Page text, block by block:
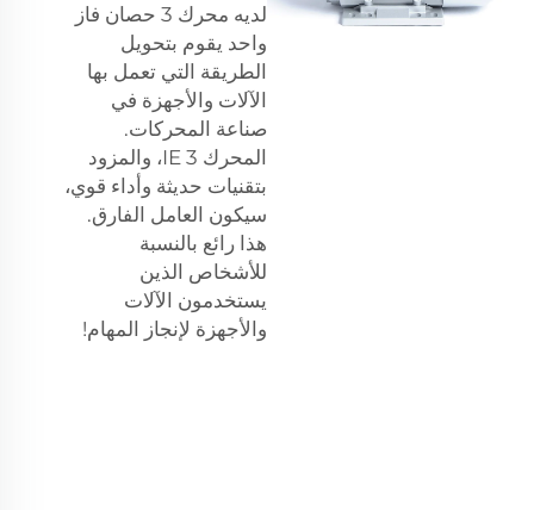
لديه
محرك 3 حصان فاز
واحد يقوم بتحويل
الطريقة التي تعمل بها
الآلات والأجهزة في
صناعة المحركات.
المحرك IE 3، والمزود
بتقنيات حديثة وأداء قوي،
سيكون العامل الفارق.
هذا رائع بالنسبة
للأشخاص الذين
يستخدمون الآلات
والأجهزة لإنجاز المهام!